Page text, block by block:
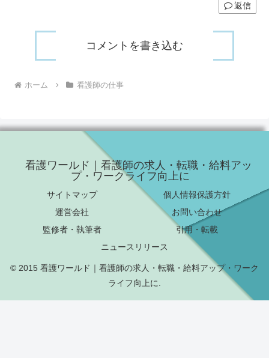
返信
コメントを書き込む
ホーム 看護師の仕事
看護ワールド｜看護師の求人・転職・給料アッ
プ・ワークライフ向上に
サイトマップ
個人情報保護方針
運営会社
お問い合わせ
監修者・執筆者
引用・転載
ニュースリリース
© 2015 看護ワールド｜看護師の求人・転職・給料アップ・ワーク
ライフ向上に.